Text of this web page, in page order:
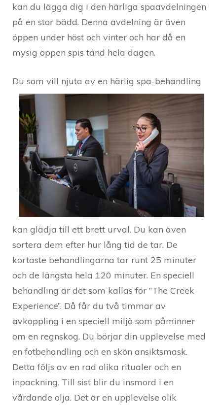
kan du lägga dig i den härliga spaavdelningen
på en stor bädd. Denna avdelning är även
öppen under höst och vinter och har då en
mysig öppen spis tänd hela dagen.
Du som vill njuta av en härlig spa-behandling
kan glädja till ett brett urval. Du kan även
sortera dem efter hur lång tid de tar. De
kortaste behandlingarna tar runt 25 minuter
och de längsta hela 120 minuter. En speciell
behandling är det som kallas för ”The Creek
Experience”. Då får du två timmar av
avkoppling i en speciell miljö som påminner
om en regnskog. Du börjar din upplevelse med
en fotbehandling och en skön ansiktsmask.
Detta följs av en rad olika ritualer och en
inpackning. Till sist blir du insmord i en
vårdande olja. Det är en upplevelse olik